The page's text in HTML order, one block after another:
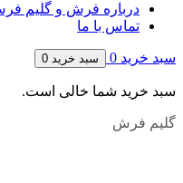
درباره فرش و گلیم
تماس با ما
سبد خرید 0 سبد خرید 0
سبد خرید شما خالی است.
گلیم فرش